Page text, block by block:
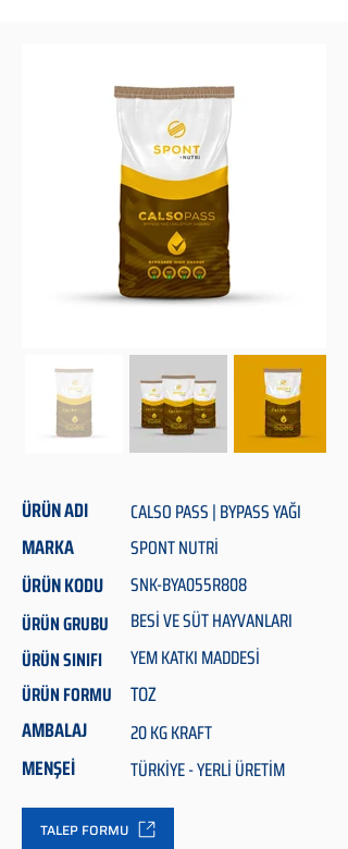
ÜRÜN ADI CALSO PASS | BYPASS YAĞI
MARKA SPONT NUTRİ
ÜRÜN KODU
SNK-BYA055R808
ÜRÜN GRUBU
BESİ VE SÜT HAYVANLARI
ÜRÜN SINIFI
YEM KATKI MADDESİ
ÜRÜN FORMU
TOZ
AMBALAJ
20 KG KRAFT
MENŞEİ TÜRKİYE - YERLİ ÜRETİM
TALEP FORMU